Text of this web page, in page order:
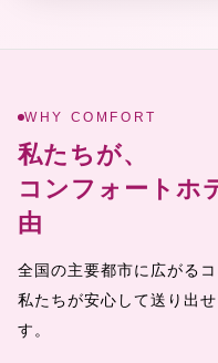
WHY COMFORT
私たちが、
コンフォートホ
由
全国の主要都市に広がる
私たちが安心して送り出
す。